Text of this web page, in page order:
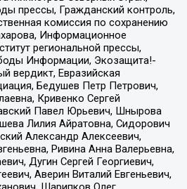
прессы, Гражданский контроль,
комиссия по сохранению
Информационное
региональной прессы,
Информации, Экозащита!-
вердикт, Евразийская
Бедушев Петр Петрович,
Кривенко Сергей
Павел Юрьевич, Шнырова
Лилия Айратовна, Сидорович
Александр Алексеевич,
Ривина Анна Валерьевна,
Дугин Сергей Георгиевич,
Аверин Виталий Евгеньевич,